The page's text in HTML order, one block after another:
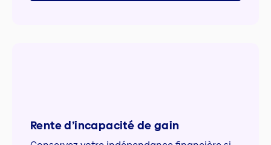
Rente d’incapacité de gain